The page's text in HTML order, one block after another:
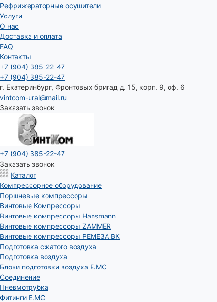
Рефрижераторные осушители
Услуги
О нас
Доставка и оплата
FAQ
Контакты
+7 (904) 385-22-47
+7 (904) 385-22-47
г. Екатеринбург, Фронтовых бригад д. 15, корп. 9, оф. 6
vintcom-ural@mail.ru
Заказать звонок
+7 (904) 385-22-47
Заказать звонок
Каталог
Компрессорное оборудование
Поршневые компрессоры
Винтовые Компрессоры
Винтовые компрессоры Hansmann
Винтовые компрессоры ZAMMER
Винтовые компрессоры РЕМЕЗА ВК
Подготовка сжатого воздуха
Подготовка воздуха
Блоки подготовки воздуха E.MC
Соединение
Пневмотрубка
Фитинги E.MC